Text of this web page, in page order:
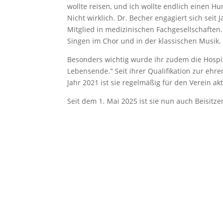
wollte reisen, und ich wollte endlich einen
Nicht wirklich. Dr. Becher engagiert sich seit
Mitglied in medizinischen
Singen im Chor und in der klassischen Musik.
Besonders wichtig wurde ihr zudem die
Lebensende.“ Seit ihrer Qualifikation zur
Jahr 2021 ist sie regelmäßig für den Verein
Seit dem 1. Mai 2025 ist sie nun auch